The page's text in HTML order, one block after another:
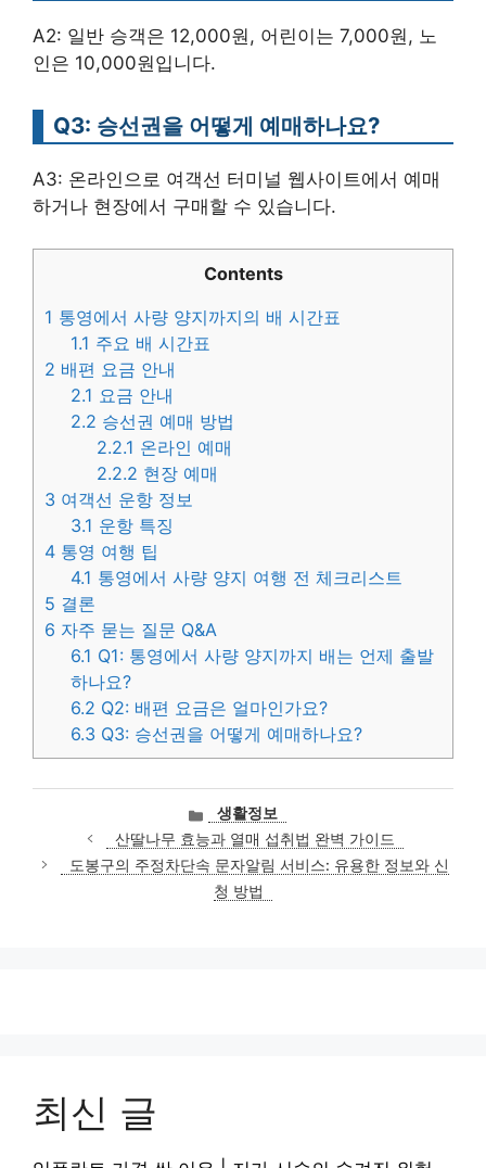
A2: 일반 승객은 12,000원, 어린이는 7,000원, 노
인은 10,000원입니다.
Q3: 승선권을 어떻게 예매하나요?
A3: 온라인으로 여객선 터미널 웹사이트에서 예매
하거나 현장에서 구매할 수 있습니다.
Contents
1 통영에서 사량 양지까지의 배 시간표
1.1 주요 배 시간표
2 배편 요금 안내
2.1 요금 안내
2.2 승선권 예매 방법
2.2.1 온라인 예매
2.2.2 현장 예매
3 여객선 운항 정보
3.1 운항 특징
4 통영 여행 팁
4.1 통영에서 사량 양지 여행 전 체크리스트
5 결론
6 자주 묻는 질문 Q&A
6.1 Q1: 통영에서 사량 양지까지 배는 언제 출발
하나요?
6.2 Q2: 배편 요금은 얼마인가요?
6.3 Q3: 승선권을 어떻게 예매하나요?
카
테
고
리
생활정보
산딸나무 효능과 열매 섭취법 완벽 가이드
도봉구의 주정차단속 문자알림 서비스: 유용한 정보와 신
청 방법
최신 글